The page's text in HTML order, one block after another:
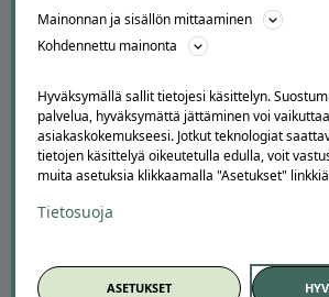
Ajankohtaista
Tilaa uutiskirje
Avoimet työpaikat
YRITYKSILLE
Markkinoi Offerillassa
Partneriportaali
LATAA APPI
Mainonnan ja sisällön mittaaminen
Kohdennettu mainonta
Hyväksymällä sallit tietojesi käsittelyn.
palvelua, hyväksymättä jättäminen voi vaikuttaa
asiakaskokemukseesi. Jotkut teknologiat
tietojen käsittelyä oikeutetulla edulla, voit
muita asetuksia klikkaamalla "Asetukset"
Tietosuoja
ASETUKSET